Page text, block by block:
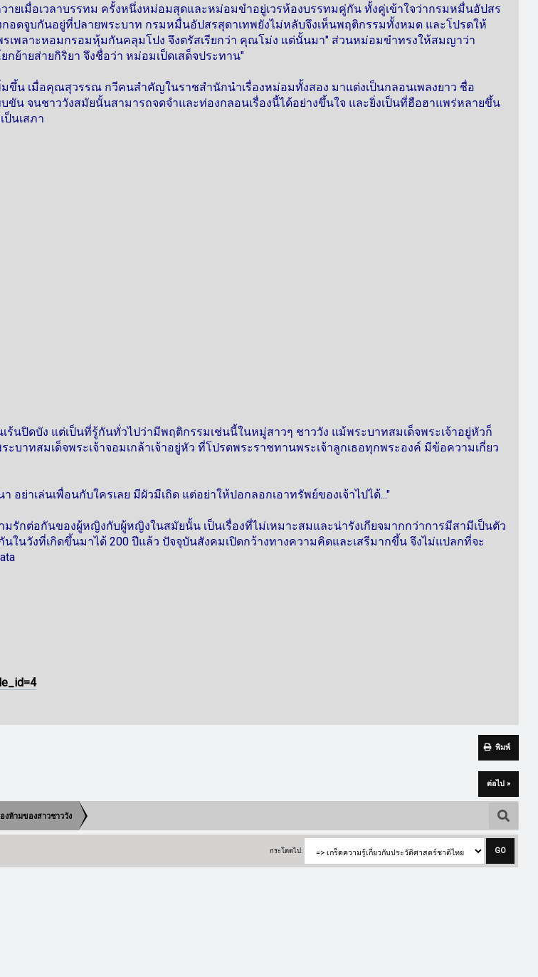
ยเมื่อเวลาบรรทม ครั้งหนึ่งหม่อมสุดและหม่อมขำอยู่เวรห้องบรรทมคู่กัน ทั้งคู่เข้าใจว่ากรมหมื่นอัปสร
อดจูบกันอยู่ที่ปลายพระบาท กรมหมื่นอัปสรสุดาเทพยังไม่หลับจึงเห็นพฤติกรรมทั้งหมด และโปรดให้
เพลาะหอมกรอมหุ้มกันคลุมโปง จึงตรัสเรียกว่า คุณโม่ง แต่นั้นมา" ส่วนหม่อมขำทรงให้สมญาว่า
ย้ายส่ายกิริยา จึงชื่อว่า หม่อมเป็ดเสด็จประทาน"
ขึ้น เมื่อคุณสุวรรณ กวีคนสำคัญในราชสำนักนำเรื่องหม่อมทั้งสอง มาแต่งเป็นกลอนเพลงยาว ชื่อ
น จนชาววังสมัยนั้นสามารถจดจำและท่องกลอนเรื่องนี้ได้อย่างขึ้นใจ และยิ่งเป็นที่ฮือฮาแพร่หลายขึ้น
ป็นเสภา
นปิดบัง แต่เป็นที่รู้กันทั่วไปว่ามีพฤติกรรมเช่นนี้ในหมู่สาวๆ ชาววัง แม้พระบาทสมเด็จพระเจ้าอยู่หัวก็
าทสมเด็จพระเจ้าจอมเกล้าเจ้าอยู่หัว ที่โปรดพระราชทานพระเจ้าลูกเธอทุกพระองค์ มีข้อความเกี่ยว
ย่าเล่นเพื่อนกับใครเลย มีผัวมีเถิด แต่อย่าให้ปอกลอกเอาทรัพย์ของเจ้าไปได้..."
รักต่อกันของผู้หญิงกับผู้หญิงในสมัยนั้น เป็นเรื่องที่ไม่เหมาะสมและน่ารังเกียจมากกว่าการมีสามีเป็นตัว
ในวังที่เกิดขึ้นมาได้ 200 ปีแล้ว ปัจจุบันสังคมเปิดกว้างทางความคิดและเสรีมากขึ้น จึงไม่แปลกที่จะ
พิมพ์
ต่อไป »
งห้ามของสาวชาววัง
กระโดดไป: